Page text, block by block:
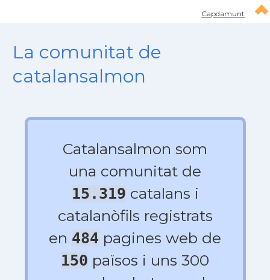
Capdamunt
La comunitat de
catalansalmon
Catalansalmon som
una comunitat de
15.319 catalans i
catalanòfils registrats
en 484 pagines web de
150 països i uns 300